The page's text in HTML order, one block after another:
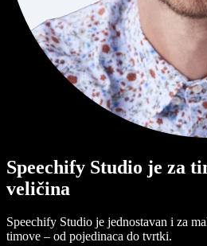
Speechify Studio je za
veličina
Speechify Studio je jednostavan i za
timove – od pojedinaca do tvrtki.